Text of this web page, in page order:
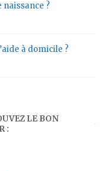
?
à domicile ?
LE BON
: